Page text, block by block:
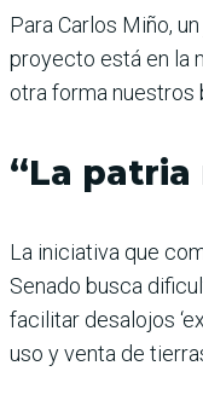
Para Carlos Miño,
proyecto está en la
otra forma nuestros
“La patria
La iniciativa que
Senado busca
facilitar desalojos
uso y venta de